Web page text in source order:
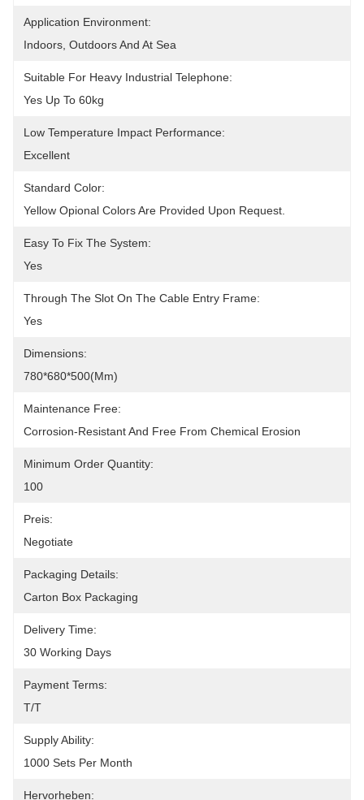
Application Environment:
Indoors, Outdoors And At Sea
Suitable For Heavy Industrial Telephone:
Yes Up To 60kg
Low Temperature Impact Performance:
Excellent
Standard Color:
Yellow Opional Colors Are Provided Upon Request.
Easy To Fix The System:
Yes
Through The Slot On The Cable Entry Frame:
Yes
Dimensions:
780*680*500(mm)
Maintenance Free:
Corrosion-Resistant And Free From Chemical Erosion
Minimum Order Quantity:
100
Preis:
Negotiate
Packaging Details:
Carton Box Packaging
Delivery Time:
30 Working Days
Payment Terms:
T/T
Supply Ability:
1000 Sets Per Month
Hervorheben: